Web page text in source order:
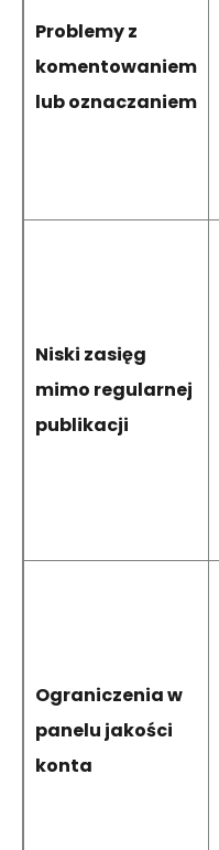
Problemy z
komentowaniem
lub oznaczaniem
Niski zasięg
mimo regularnej
publikacji
Ograniczenia w
panelu jakości
konta